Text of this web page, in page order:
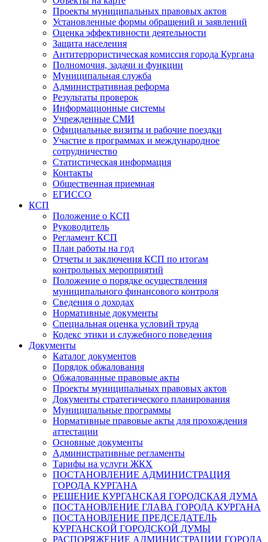
Проекты муниципальных правовых актов
Установленные формы обращений и заявлений
Оценка эффективности деятельности
Защита населения
Антитеррористическая комиссия города Кургана
Полномочия, задачи и функции
Муниципальная служба
Административная реформа
Результаты проверок
Информационные системы
Учрежденные СМИ
Официальные визиты и рабочие поездки
Участие в программах и международное
сотрудничество
Статистическая информация
Контакты
Общественная приемная
ЕГИССО
КСП
Положение о КСП
Руководитель
Регламент КСП
План работы на год
Отчеты и заключения КСП по итогам
контрольных мероприятий
Положение о порядке осуществления
муниципального финансового контроля
Сведения о доходах
Нормативные документы
Специальная оценка условий труда
Кодекс этики и служебного поведения
Документы
Каталог документов
Порядок обжалования
Обжалованные правовые акты
Проекты муниципальных правовых актов
Документы стратегического планирования
Муниципальные программы
Нормативные правовые акты для прохождения
аттестации
Основные документы
Административные регламенты
Тарифы на услуги ЖКХ
ПОСТАНОВЛЕНИЕ АДМИНИСТРАЦИЯ
ГОРОДА КУРГАНА
РЕШЕНИЕ КУРГАНСКАЯ ГОРОДСКАЯ ДУМА
ПОСТАНОВЛЕНИЕ ГЛАВА ГОРОДА КУРГАНА
ПОСТАНОВЛЕНИЕ ПРЕДСЕДАТЕЛЬ
КУРГАНСКОЙ ГОРОДСКОЙ ДУМЫ
РАСПОРЯЖЕНИЕ АДМИНИСТРАЦИИ ГОРОДА